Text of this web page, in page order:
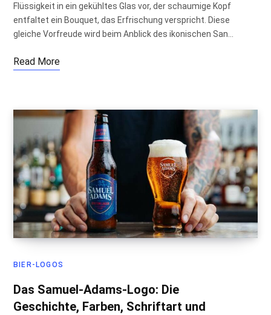
Flüssigkeit in ein gekühltes Glas vor, der schaumige Kopf
entfaltet ein Bouquet, das Erfrischung verspricht. Diese
gleiche Vorfreude wird beim Anblick des ikonischen San…
Read More
BIER-LOGOS
Das Samuel-Adams-Logo: Die
Geschichte, Farben, Schriftart und